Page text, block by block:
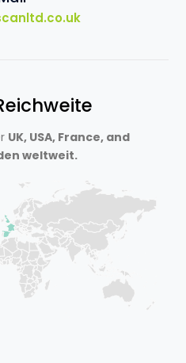
UK, USA, France, and
weltweit.